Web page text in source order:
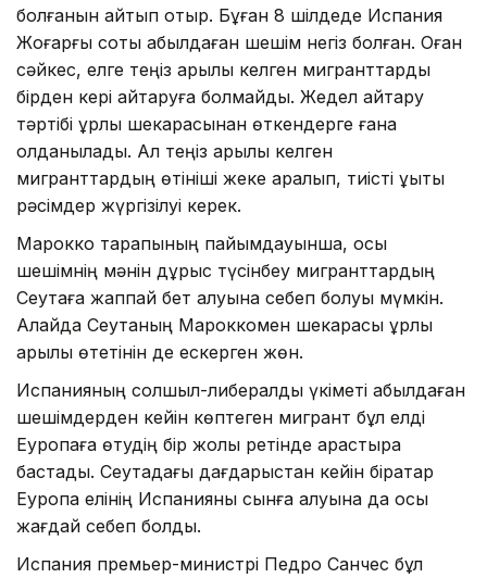
болғанын айтып отыр. Бұған 8 шілдеде Испания
Жоғарғы соты қабылдаған шешім негіз болған. Оған
сәйкес, елге теңіз арқылы келген мигранттарды
бірден кері қайтаруға болмайды. Жедел қайтару
тәртібі құрлық шекарасынан өткендерге ғана
қолданылады. Ал теңіз арқылы келген
мигранттардың өтініші жеке қаралып, тиісті құқықтық
рәсімдер жүргізілуі керек.
Марокко тарапының пайымдауынша, осы
шешімнің мәнін дұрыс түсінбеу мигранттардың
Сеутаға жаппай бет алуына себеп болуы мүмкін.
Алайда Сеутаның Мароккомен шекарасы құрлық
арқылы өтетінін де ескерген жөн.
Испанияның солшыл-либералдық үкіметі қабылдаған
шешімдерден кейін көптеген мигрант бұл елді
Еуропаға өтудің бір жолы ретінде қарастыра
бастады. Сеутадағы дағдарыстан кейін бірқатар
Еуропа елінің Испанияны сынға алуына да осы
жағдай себеп болды.
Испания премьер-министрі Педро Санчес бұл